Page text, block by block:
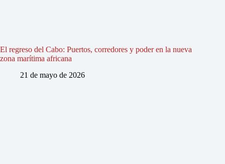
El regreso del Cabo: Puertos, corredores y poder en la nueva
zona marítima africana
21 de mayo de 2026